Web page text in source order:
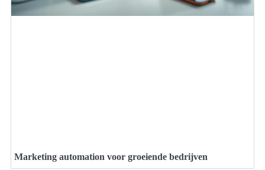
Marketing automation voor groeiende bedrijven